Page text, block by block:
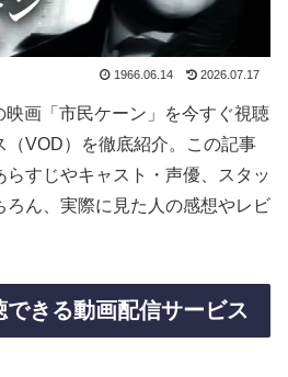
1966.06.14 2026.07.17
画「市民ケーン」を今すぐ視聴
（VOD）を徹底紹介。この記事
すじやキャスト・声優、スタッ
ろん、実際に見た人の感想やレビ
きる動画配信サービス